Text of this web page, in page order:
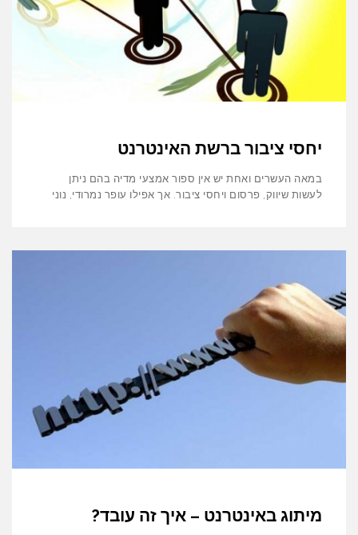
יחסי ציבור ברשת האינטרנט
במאה העשרים ואחת יש אין ספור אמצעי מדיה בהם ניתן
לעשות שיווק, פרסום ויחסי ציבור. אך אפילו עופר נמרודי, נוני
מיתוג באינטרנט – איך זה עובד?